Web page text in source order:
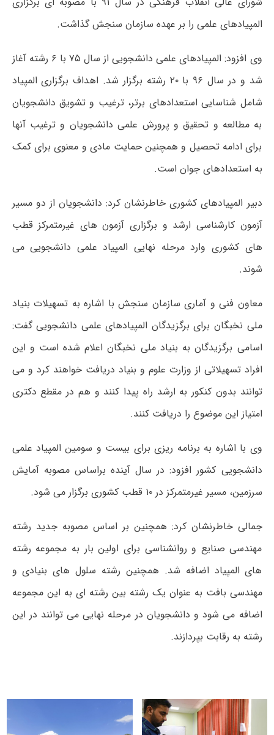
المپیادهای علمی را بر عهده سازمان سنجش گذاشت.
وی افزود: المپیادهای علمی دانشجویی از سال ۷۵ با ۶ رشته آغاز
شد و در سال ۹۶ با ۲۰ رشته برگزار شد. اهداف برگزاری المپیاد
شامل شناسایی استعدادهای برتر، ترغیب و تشویق دانشجویان
به مطالعه و تحقیق و پرورش علمی دانشجویان و ترغیب آنها
برای ادامه تحصیل و همچنین حمایت مادی و معنوی برای کمک
به استعدادهای جوان است.
دبیر المپیادهای کشوری خاطرنشان کرد: دانشجویان از دو مسیر
آزمون کارشناسی ارشد و برگزاری آزمون های غیرمتمرکز قطب
های کشوری وارد مرحله نهایی المپیاد علمی دانشجویی می
شوند.
معاون فنی و آماری سازمان سنجش با اشاره به تسهیلات بنیاد
ملی نخبگان برای برگزیدگان المپیادهای علمی دانشجویی گفت:
اسامی برگزیدگان به بنیاد ملی نخبگان اعلام شده است و این
افراد تسهیلاتی از وزارت علوم و بنیاد دریافت خواهند کرد و می
توانند بدون کنکور به ارشد راه پیدا کنند و هم در مقطع دکتری
امتیاز این موضوع را دریافت کنند.
وی با اشاره به برنامه ریزی برای بیست و سومین المپیاد علمی
دانشجویی کشور افزود: در سال آینده براساس مصوبه آمایش
سرزمین، مسیر غیرمتمرکز در ۱۰ قطب کشوری برگزار می شود.
جمالی خاطرنشان کرد: همچنین بر اساس مصوبه جدید رشته
مهندسی صنایع و روانشناسی برای اولین بار به مجموعه رشته
های المپیاد اضافه شد. همچنین رشته سلول های بنیادی و
مهندسی بافت به عنوان یک رشته بین رشته ای به این مجموعه
اضافه می شود و دانشجویان در مرحله نهایی می توانند در این
رشته به رقابت بپردازند.